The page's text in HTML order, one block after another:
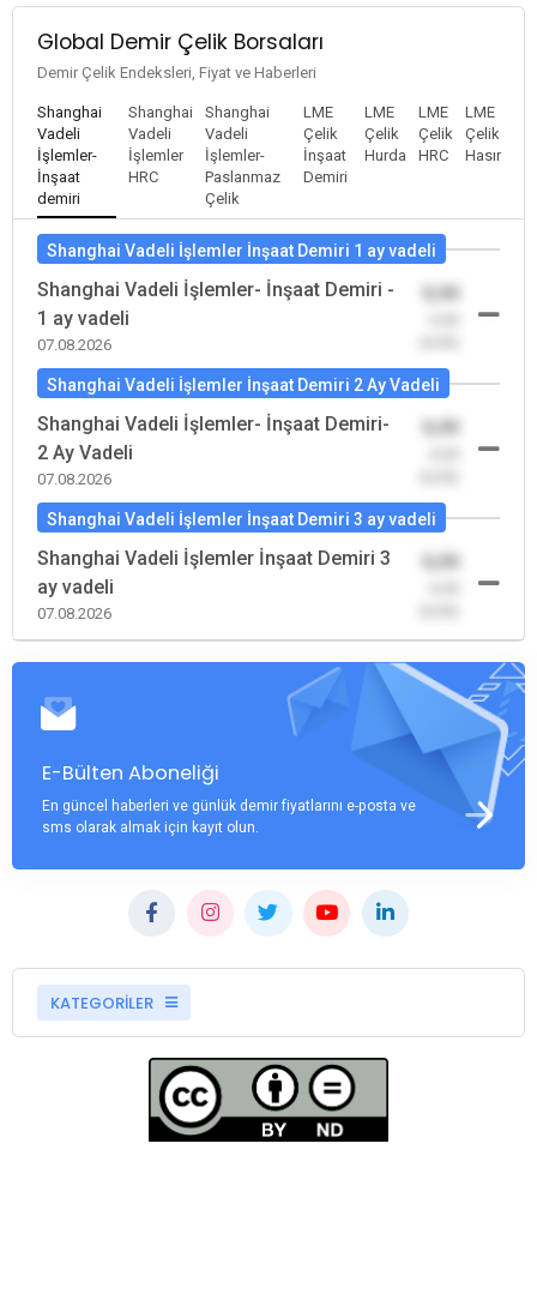
Global Demir Çelik Borsaları
Demir Çelik Endeksleri, Fiyat ve Haberleri
Shanghai
Vadeli
İşlemler-
İnşaat
demiri
Shanghai
Vadeli
İşlemler
HRC
Shanghai
Vadeli
İşlemler-
Paslanmaz
Çelik
LME
Çelik
İnşaat
Demiri
LME
Çelik
Hurda
LME
Çelik
HRC
LME
Çelik
Hasır
Shanghai Vadeli İşlemler İnşaat Demiri 1 ay vadeli
Shanghai Vadeli İşlemler- İnşaat Demiri -
1 ay vadeli
07.08.2026
0,00
Shanghai Vadeli İşlemler İnşaat Demiri 2 Ay Vadeli
Shanghai Vadeli İşlemler- İnşaat Demiri-
2 Ay Vadeli
07.08.2026
0,00
Shanghai Vadeli İşlemler İnşaat Demiri 3 ay vadeli
Shanghai Vadeli İşlemler İnşaat Demiri 3
ay vadeli
07.08.2026
0,00
E-Bülten Aboneliği
En güncel haberleri ve günlük demir fiyatlarını e-posta ve
sms olarak almak için kayıt olun.
KATEGORİLER